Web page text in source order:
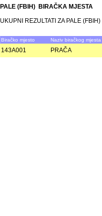
PALE (FBIH) BIRAČKA MJESTA
UKUPNI REZULTATI ZA PALE (FBIH)
Biračko mjesto Naziv biračkog mjesta
143A001 PRAČA